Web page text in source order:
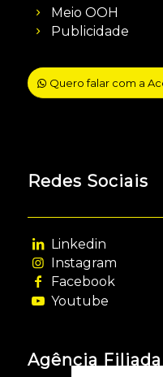
Meio OOH
Publicidade
Quero falar com a
Redes Sociais
Linkedin
Instagram
Facebook
Youtube
Agência Filiada